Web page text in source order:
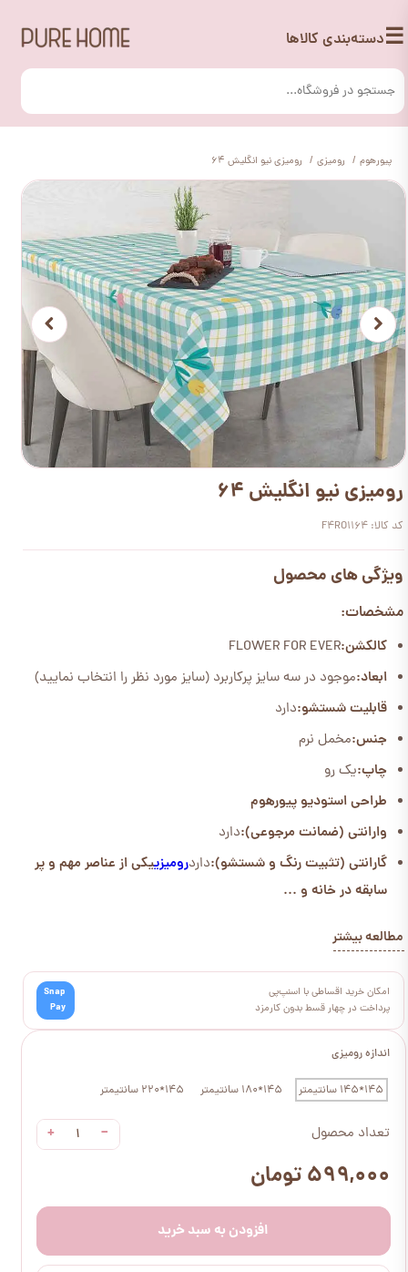
☰دسته‌بندی کالاها
پیورهوم رومیزی رومیزی نیو انگلیش 64
اندازه رومیزی
145*145 سانتیمتر 145*180 سانتیمتر 145*220 سانتیمتر
تعداد محصول −
+
۵۹۹,۰۰۰ تومان
افزودن به سبد خرید
رومیزی نیو انگلیش 64
کد کالا: F4RO1164
ویژگی های محصول
مشخصات:
کالکشن:FLOWER FOR EVER
ابعاد:موجود در سه سایز پرکاربرد (سایز مورد نظر را انتخاب نمایید)
قابلیت شستشو:دارد
جنس:مخمل نرم
چاپ:یک رو
طراحی استودیو پیورهوم
وارانتی (ضمانت مرجوعی):دارد
گارانتی (تثبیت رنگ و شستشو):داردرومیزییکی از عناصر مهم و پر
سابقه در خانه و ...
مطالعه بیشتر
امکان خرید اقساطی با اسنپ‌پی
پرداخت در چهار قسط بدون کارمزد
Snap
Pay